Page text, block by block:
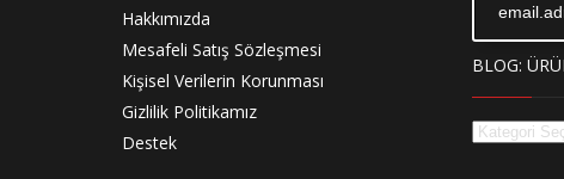
Hakkımızda
Mesafeli Satış Sözleşmesi
Kişisel Verilerin Korunması
Gizlilik Politikamız
Destek
BLOG: